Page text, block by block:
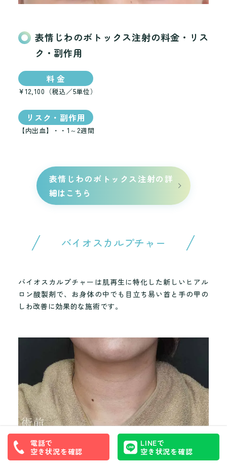
表情じわのボトックス注射の料金・リス
ク・副作用
料 金
¥12,100（税込／5単位）
リスク・副作用
【内出血】・・1～2週間
表情じわのボトックス注射の詳
細はこちら
バイオスカルプチャー
バイオスカルプチャーは肌再生に特化した新しいヒアル
ロン酸製剤で、お身体の中でも目立ち易い首と手の甲の
しわ改善に効果的な施術です。
電話で
空き状況を確認
LINEで
空き状況を確認